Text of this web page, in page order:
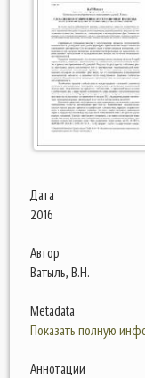
Дата
2016
Автор
Ватыль, В.Н.
Metadata
Показать полную
Аннотации